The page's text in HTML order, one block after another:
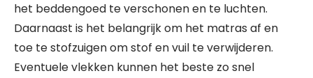
het beddengoed te verschonen en te luchten.
Daarnaast is het belangrijk om het matras af en
toe te stofzuigen om stof en vuil te verwijderen.
Eventuele vlekken kunnen het beste zo snel